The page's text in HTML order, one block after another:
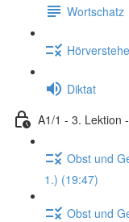
Wortschatz
Diktat
A1/1 - 3. Lektion
Obst und
1.) (19:47)
Obst und